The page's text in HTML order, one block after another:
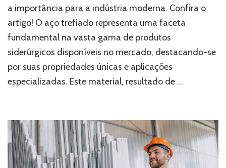
é
e
para
o
que
serve?
a importância para a indústria moderna. Confira o
artigo! O aço trefiado representa uma faceta
fundamental na vasta gama de produtos
siderúrgicos disponíveis no mercado, destacando-se
por suas propriedades únicas e aplicações
especializadas. Este material, resultado de …